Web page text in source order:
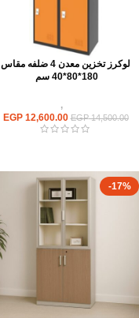
لوكرز تخزين معدن 4 ضلفه مقاس
180*80*40 سم
,
EGP14,500.00
EGP12,600.00
-17%